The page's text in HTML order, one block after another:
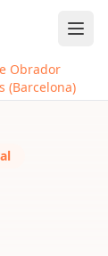
Obrador
(Barcelona)